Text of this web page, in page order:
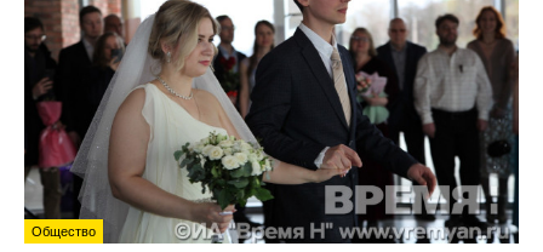
Общество